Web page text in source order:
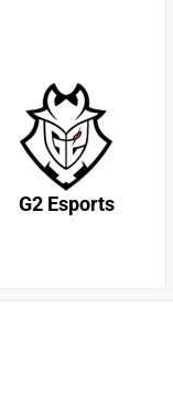
G2 Esports